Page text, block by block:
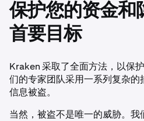
保护您的资金和
首要目标
Kraken 采取了全面方法，以保
们的专家团队采用一系列复杂
信息被盗。
当然，被盗不是唯一的威胁。